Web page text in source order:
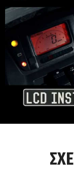
00:00/